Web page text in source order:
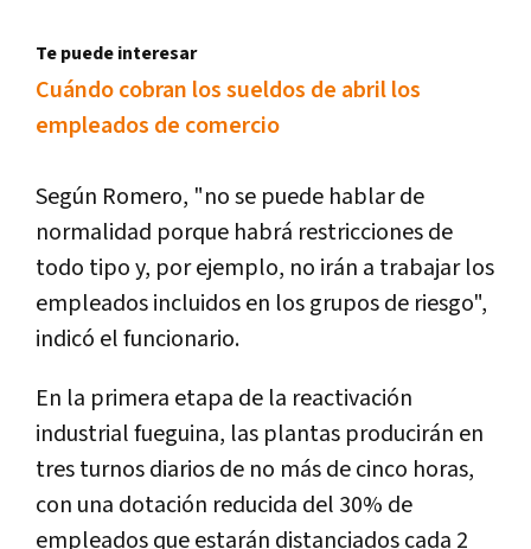
Te puede interesar
Cuándo cobran los sueldos de abril los
empleados de comercio
Según Romero, "no se puede hablar de
normalidad porque habrá restricciones de
todo tipo y, por ejemplo, no irán a trabajar los
empleados incluidos en los grupos de riesgo",
indicó el funcionario.
En la primera etapa de la reactivación
industrial fueguina, las plantas producirán en
tres turnos diarios de no más de cinco horas,
con una dotación reducida del 30% de
empleados que estarán distanciados cada 2